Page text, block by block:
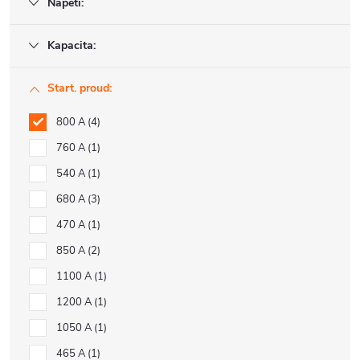
Kapacita:
Start. proud:
800 A 4
760 A 1
540 A 1
680 A 3
470 A 1
850 A 2
1100 A 1
1200 A 1
1050 A 1
465 A 1